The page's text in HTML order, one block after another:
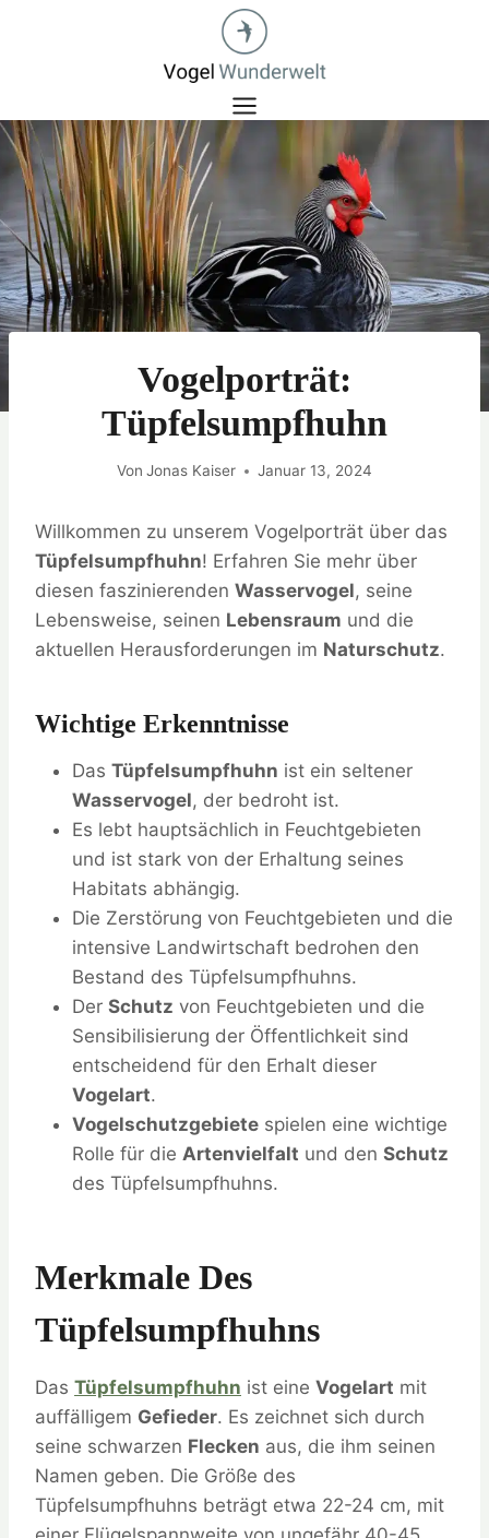
Vogelporträt:
Tüpfelsumpfhuhn
Von Jonas Kaiser Januar 13, 2024
Willkommen zu unserem Vogelporträt über das
Tüpfelsumpfhuhn! Erfahren Sie mehr über
diesen faszinierenden Wasservogel, seine
Lebensweise, seinen Lebensraum und die
aktuellen Herausforderungen im Naturschutz.
Wichtige Erkenntnisse
Das Tüpfelsumpfhuhn ist ein seltener
Wasservogel, der bedroht ist.
Es lebt hauptsächlich in Feuchtgebieten
und ist stark von der Erhaltung seines
Habitats abhängig.
Die Zerstörung von Feuchtgebieten und die
intensive Landwirtschaft bedrohen den
Bestand des Tüpfelsumpfhuhns.
Der Schutz von Feuchtgebieten und die
Sensibilisierung der Öffentlichkeit sind
entscheidend für den Erhalt dieser
Vogelart.
Vogelschutzgebiete spielen eine wichtige
Rolle für die Artenvielfalt und den Schutz
des Tüpfelsumpfhuhns.
Merkmale Des
Tüpfelsumpfhuhns
Das Tüpfelsumpfhuhn ist eine Vogelart mit
auffälligem Gefieder. Es zeichnet sich durch
seine schwarzen Flecken aus, die ihm seinen
Namen geben. Die Größe des
Tüpfelsumpfhuhns beträgt etwa 22-24 cm, mit